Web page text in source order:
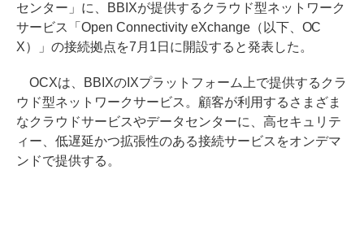
センター」に、BBIXが提供するクラウド型ネットワーク
サービス「Open Connectivity eXchange（以下、OC
X）」の接続拠点を7月1日に開設すると発表した。
OCXは、BBIXのIXプラットフォーム上で提供するクラ
ウド型ネットワークサービス。顧客が利用するさまざま
なクラウドサービスやデータセンターに、高セキュリテ
ィー、低遅延かつ拡張性のある接続サービスをオンデマ
ンドで提供する。